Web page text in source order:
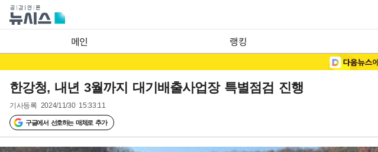
메인 랭킹
한강청, 내년 3월까지 대기배출사업장 특별점검 진행
기사등록 2024/11/30 15:33:11
구글에서 선호하는 매체로 추가